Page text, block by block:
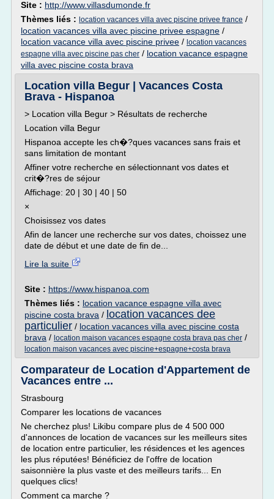
Site : http://www.villasdumonde.fr
Thèmes liés : location vacances villa avec piscine privee france /
location vacances villa avec piscine privee espagne /
location vacance villa avec piscine privee / location vacances
espagne villa avec piscine pas cher / location vacance espagne
villa avec piscine costa brava
Location villa Begur | Vacances Costa
Brava - Hispanoa
> Location villa Begur > Résultats de recherche
Location villa Begur
Hispanoa accepte les ch�?ques vacances sans frais et
sans limitation de montant
Affiner votre recherche en sélectionnant vos dates et
crit�?res de séjour
Affichage: 20 | 30 | 40 | 50
×
Choisissez vos dates
Afin de lancer une recherche sur vos dates, choissez une
date de début et une date de fin de...
Lire la suite
Site : https://www.hispanoa.com
Thèmes liés : location vacance espagne villa avec
piscine costa brava / location vacances dee
particulier / location vacances villa avec piscine costa
brava / location maison vacances espagne costa brava pas cher /
location maison vacances avec piscine+espagne+costa brava
Comparateur de Location d'Appartement de
Vacances entre ...
Strasbourg
Comparer les locations de vacances
Ne cherchez plus! Likibu compare plus de 4 500 000
d'annonces de location de vacances sur les meilleurs sites
de location entre particulier, les résidences et les agences
les plus réputées! Bénéficiez de l'offre de location
saisonnière la plus vaste et des meilleurs tarifs... En
quelques clics!
Comment ça marche ?